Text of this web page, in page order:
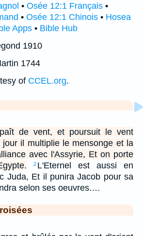
• Osée 12:1 Français •
• Osée 12:1 Chinois • Hosea
Apps • Bible Hub
1910
1744
of CCEL.org.
de vent, et poursuit le vent
jour il multiplie le mensonge et la
avec l'Assyrie, Et on porte
2 L'Eternel est aussi en
Juda, Et il punira Jacob pour sa
selon ses oeuvres.…